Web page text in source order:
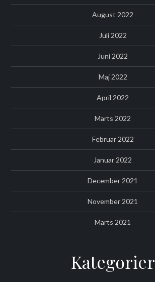
August 2022
Juli 2022
Juni 2022
Maj 2022
April 2022
Marts 2022
Februar 2022
Januar 2022
December 2021
November 2021
Marts 2021
Kategorier